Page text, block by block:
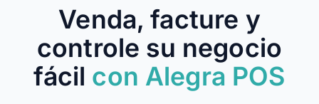
Soy Contador
Alegra ERP
POR PRODUCTO
Venda, facture y
controle su negocio
fácil con Alegra POS